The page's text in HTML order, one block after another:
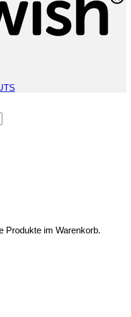
Produkte im Warenkorb.